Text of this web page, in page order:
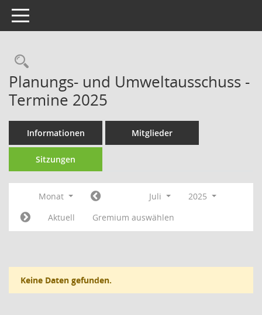
Toggle navigation
Rechercheauswahl
Planungs- und Umweltausschuss -
Termine 2025
Informationen Mitglieder
Sitzungen
Monat Juli
2025
Aktuell
Gremium auswählen
Keine Daten gefunden.